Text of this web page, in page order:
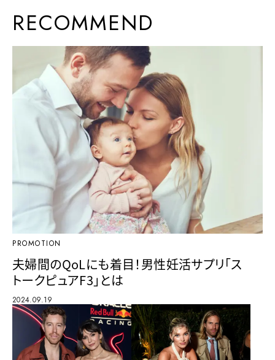
RECOMMEND
PROMOTION
夫婦間のQoLにも着目！男性妊活サプリ「ス
トークピュアF3」とは
2024.09.19